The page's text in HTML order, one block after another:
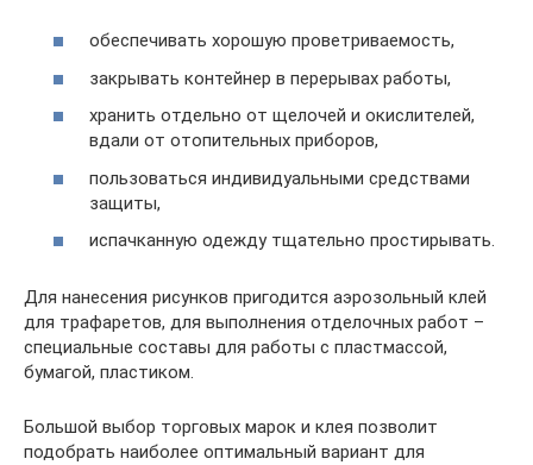
обеспечивать хорошую проветриваемость,
закрывать контейнер в перерывах работы,
хранить отдельно от щелочей и окислителей,
вдали от отопительных приборов,
пользоваться индивидуальными средствами
защиты,
испачканную одежду тщательно простирывать.
Для нанесения рисунков пригодится аэрозольный клей
для трафаретов, для выполнения отделочных работ –
специальные составы для работы с пластмассой,
бумагой, пластиком.
Большой выбор торговых марок и клея позволит
подобрать наиболее оптимальный вариант для